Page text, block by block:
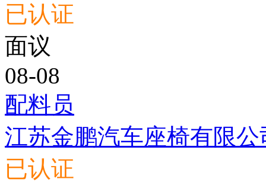
已认证
面议
08-08
配料员
江苏金鹏汽车座椅有限公
已认证